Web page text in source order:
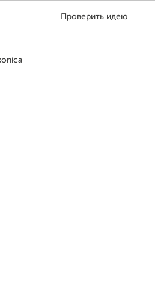
Проверить идею